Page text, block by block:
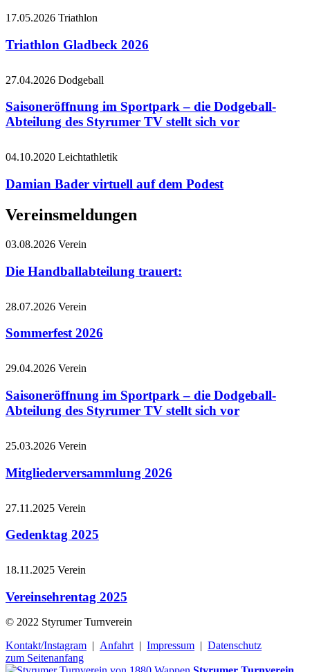
17.05.2026 Triathlon
Triathlon Gladbeck 2026
27.04.2026 Dodgeball
Saisoneröffnung im Sportpark – die Dodgeball-
Abteilung des Styrumer TV stellt sich vor
04.10.2020 Leichtathletik
Damian Bader virtuell auf dem Podest
Vereinsmeldungen
03.08.2026 Verein
Die Handballabteilung trauert:
28.07.2026 Verein
Sommerfest 2026
29.04.2026 Verein
Saisoneröffnung im Sportpark – die Dodgeball-
Abteilung des Styrumer TV stellt sich vor
25.03.2026 Verein
Mitgliederversammlung 2026
27.11.2025 Verein
Gedenktag 2025
18.11.2025 Verein
Vereinsehrentag 2025
© 2022 Styrumer Turnverein
Kontakt/Instagram | Anfahrt | Impressum | Datenschutz
zum Seitenanfang